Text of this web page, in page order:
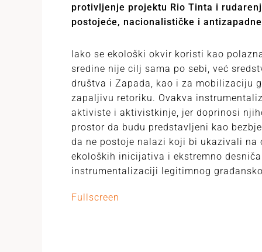
protivljenje projektu Rio Tinta i
postojeće, nacionalističke i
Iako se ekološki okvir koristi kao
sredine nije cilj sama po sebi, već
društva i Zapada, kao i za mobilizaciju
zapaljivu retoriku. Ovakva
aktiviste i aktivistkinje, jer doprinosi
prostor da budu predstavljeni kao
da ne postoje nalazi koji bi ukazivali na
ekoloških inicijativa i ekstremno
instrumentalizaciji legitimnog
Fullscreen